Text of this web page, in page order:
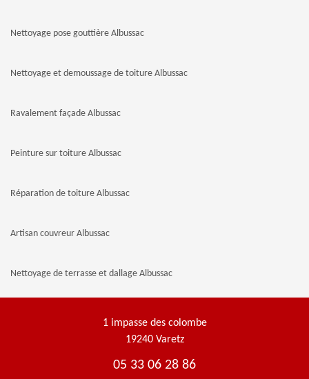
Nettoyage pose gouttière Albussac
Nettoyage et demoussage de toiture Albussac
Ravalement façade Albussac
Peinture sur toiture Albussac
Réparation de toiture Albussac
Artisan couvreur Albussac
Nettoyage de terrasse et dallage Albussac
1 impasse des colombe
19240 Varetz
05 33 06 28 86